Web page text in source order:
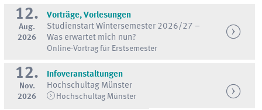
12.
Aug.
2026
Vorträge, Vorlesungen
Studienstart Wintersemester 2026/27 –
Was erwartet mich nun?
Online-Vortrag für Erstsemester
12.
Nov.
2026
Infoveranstaltungen
Hochschultag Münster
Hochschultag Münster